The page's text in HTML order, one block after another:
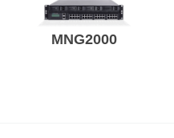
MNG2000